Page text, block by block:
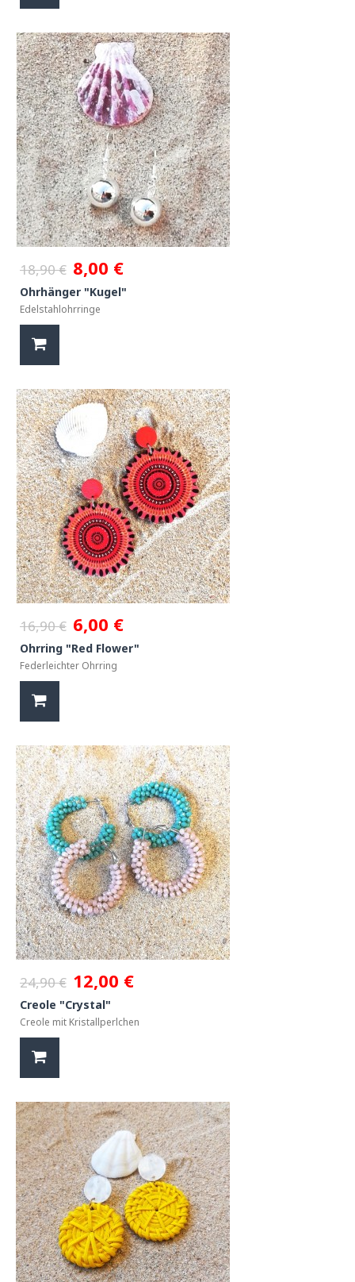
18,90 € 8,00 €
Ohrhänger "Kugel"
Edelstahlohrringe
16,90 € 6,00 €
Ohrring "Red Flower"
Federleichter Ohrring
24,90 € 12,00 €
Creole "Crystal"
Creole mit Kristallperlchen